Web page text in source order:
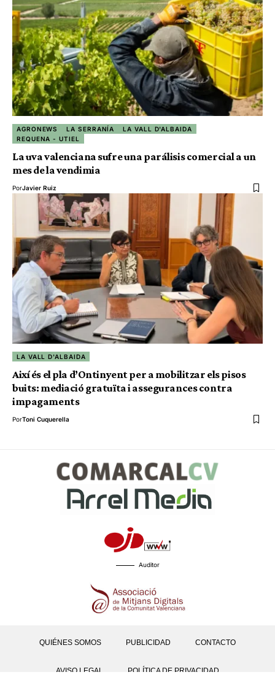
AGRONEWS LA SERRANÍA
LA VALL D'ALBAIDA
REQUENA - UTIEL
La uva valenciana sufre una parálisis comercial a un
mes de la vendimia
PorJavier Ruiz
LA VALL D'ALBAIDA
Així és el pla d’Ontinyent per a mobilitzar els pisos
buits: mediació gratuïta i assegurances contra
impagaments
PorToni Cuquerella
Auditor
QUIÉNES SOMOS PUBLICIDAD CONTACTO
AVISO LEGAL POLÍTICA DE PRIVACIDAD